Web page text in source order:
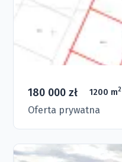
180 000 zł 1200 m2
Oferta prywatna